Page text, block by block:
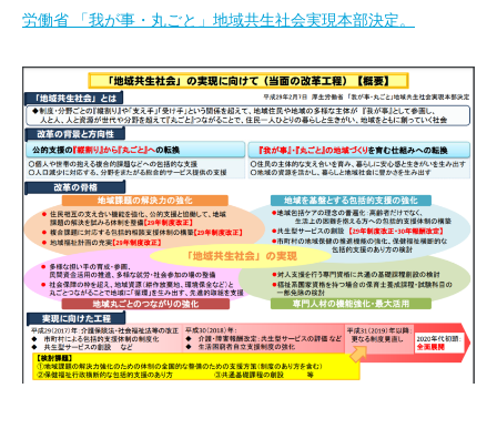
労働省 「我が事・丸ごと」地域共生社会実現本部決定。